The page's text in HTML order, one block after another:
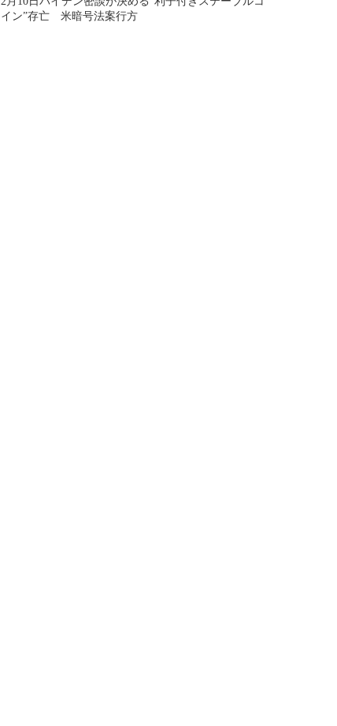
イン”存亡 米暗号法案行方